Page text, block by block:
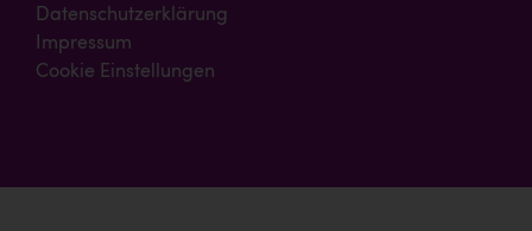
Datenschutzerklärung
Impressum
Cookie Einstellungen